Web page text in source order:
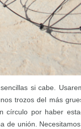
si cabe.
trozos del más
círculo por haber
de unión.